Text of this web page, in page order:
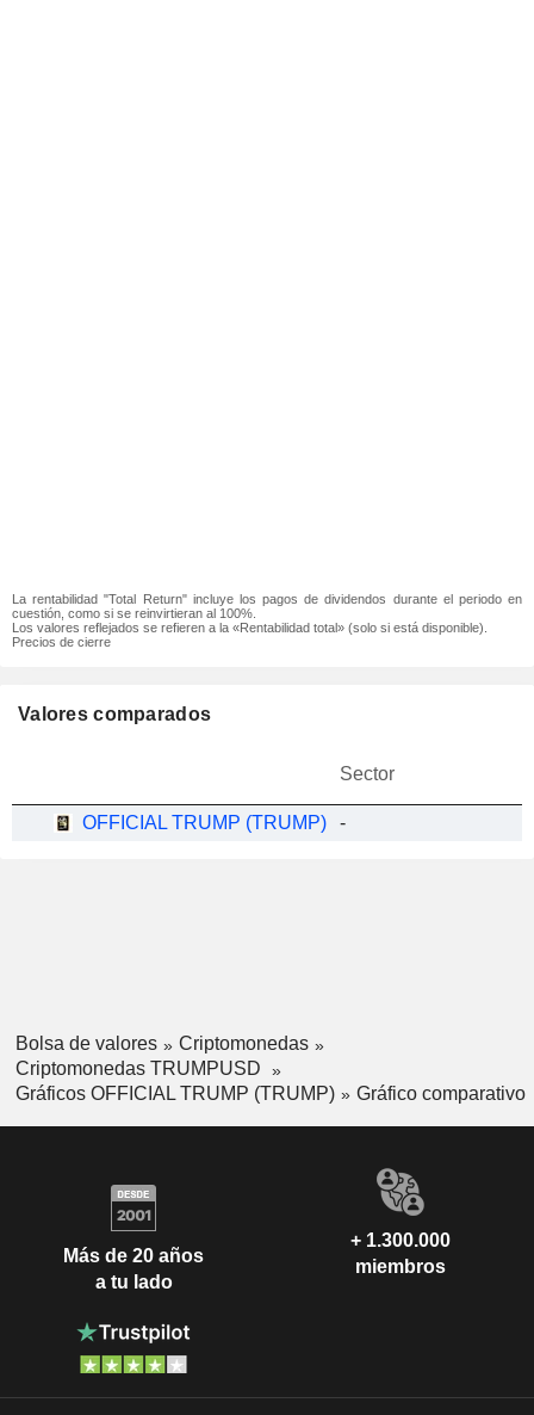
La rentabilidad "Total Return" incluye los pagos de dividendos durante el periodo en
cuestión, como si se reinvirtieran al 100%.
Los valores reflejados se refieren a la «Rentabilidad total» (solo si está disponible).
Precios de cierre
Valores comparados
Sector
OFFICIAL TRUMP (TRUMP) -
Bolsa de valores
Criptomonedas
Criptomonedas TRUMPUSD
Gráficos OFFICIAL TRUMP (TRUMP)
Gráfico comparativo
Más de 20 años
a tu lado
+ 1.300.000
miembros